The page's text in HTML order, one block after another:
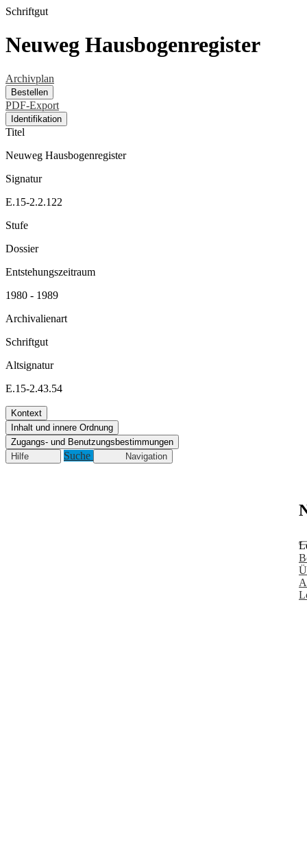
Schriftgut
Neuweg Hausbogenregister
Archivplan
Bestellen
PDF-Export
Identifikation
Titel
Neuweg Hausbogenregister
Signatur
E.15-2.2.122
Stufe
Dossier
Entstehungszeitraum
1980 - 1989
Archivalienart
Schriftgut
Altsignatur
E.15-2.43.54
Kontext
Inhalt und innere Ordnung
Zugangs- und Benutzungsbestimmungen
Hilfe
Suche Navigation